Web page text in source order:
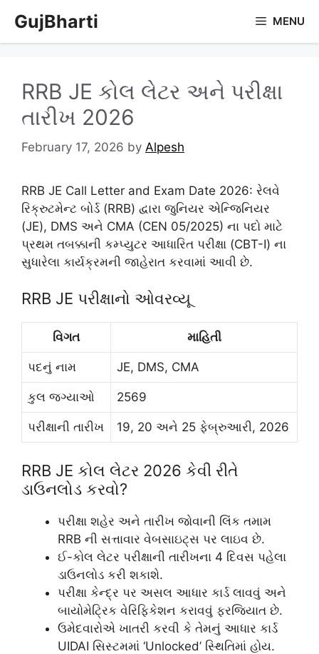
content
GujBharti MENU
RRB JE કોલ લેટર અને પરીક્ષા
તારીખ 2026
February 17, 2026 by Alpesh
RRB JE Call Letter and Exam Date 2026: રેલવે
રિક્રુટમેન્ટ બોર્ડ (RRB) દ્વારા જુનિયર એન્જિનિયર
(JE), DMS અને CMA (CEN 05/2025) ના પદો માટે
પ્રથમ તબક્કાની કમ્પ્યુટર આધારિત પરીક્ષા (CBT-I) ના
સુધારેલા કાર્યક્રમની જાહેરાત કરવામાં આવી છે.
RRB JE પરીક્ષાનો ઓવરવ્યૂ
વિગત માહિતી
પદનું નામ JE, DMS, CMA
કુલ જગ્યાઓ 2569
પરીક્ષાની તારીખ 19, 20 અને 25 ફેબ્રુઆરી, 2026
RRB JE કોલ લેટર 2026 કેવી રીતે
ડાઉનલોડ કરવો?
પરીક્ષા શહેર અને તારીખ જોવાની લિંક તમામ
RRB ની સત્તાવાર વેબસાઇટ્સ પર લાઇવ છે.
ઈ-કોલ લેટર પરીક્ષાની તારીખના 4 દિવસ પહેલા
ડાઉનલોડ કરી શકાશે.
પરીક્ષા કેન્દ્ર પર અસલ આધાર કાર્ડ લાવવું અને
બાયોમેટ્રિક વેરિફિકેશન કરાવવું ફરજિયાત છે.
ઉમેદવારોએ ખાતરી કરવી કે તેમનું આધાર કાર્ડ
UIDAI સિસ્ટમમાં ‘Unlocked’ સ્થિતિમાં હોય.